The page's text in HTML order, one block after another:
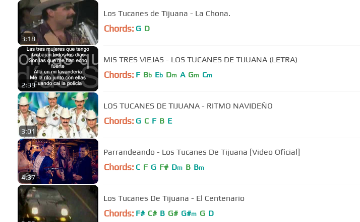
3:18
Los Tucanes de Tijuana - La Chona.
Chords: G D
2:39
MIS TRES VIEJAS - LOS TUCANES DE TIJUANA (LETRA)
Chords: F Bb Eb Dm A Gm Cm
3:01
LOS TUCANES DE TIJUANA - RITMO NAVIDEÑO
Chords: G C F B E
4:37
Parrandeando - Los Tucanes De Tijuana [Video Oficial]
Chords: C F G F# Dm B Bm
Los Tucanes De Tijuana - El Centenario
Chords: F# C# B G# G#m G D